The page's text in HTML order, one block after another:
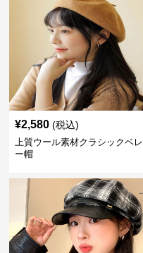
¥2,580 (税込)
上質ウール素材クラシックベレ
ー帽